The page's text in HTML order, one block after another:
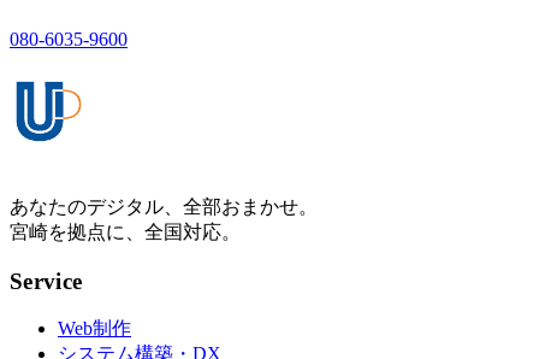
080-6035-9600
あなたのデジタル、全部おまかせ。
宮崎を拠点に、全国対応。
Service
Web制作
システム構築・DX